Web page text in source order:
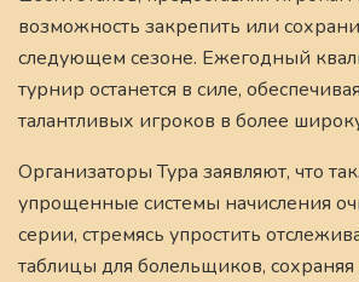
возможность закрепить или
следующем сезоне. Ежегодный
турнир останется в силе,
талантливых игроков в более
Организаторы Тура заявляют, что
упрощенные системы начисления
серии, стремясь упростить
таблицы для болельщиков,